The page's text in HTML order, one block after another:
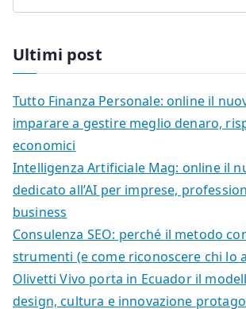
Ultimi post
Tutto Finanza Personale: online il
imparare a gestire meglio denaro,
economici
Intelligenza Artificiale Mag: online il
dedicato all’AI per imprese,
business
Consulenza SEO: perché il metodo
strumenti (e come riconoscere chi lo
Olivetti Vivo porta in Ecuador il
design, cultura e innovazione